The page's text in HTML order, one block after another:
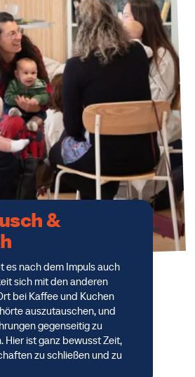
&
es nach dem Impuls auch
sich mit den anderen
bei Kaffee und Kuchen
auszutauschen, und
gegenseitig zu
Hier ist ganz bewusst Zeit,
zu schließen und zu